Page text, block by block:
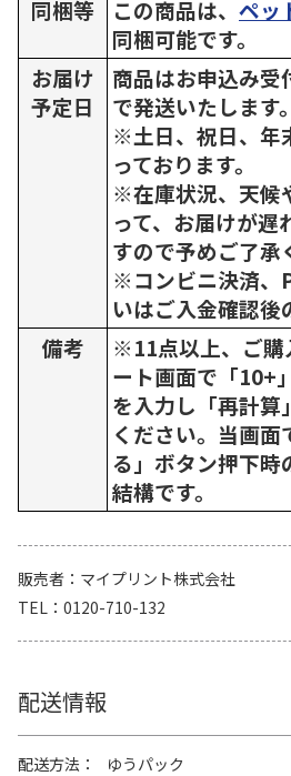
同梱等
この商品は、 ペッ
同梱可能です。
お届け
予定日
商品はお申込み受
で発送いたします。
※土日、祝日、年
っております。
※在庫状況、天候
って、お届けが遅
すので予めご了承
※コンビニ決済、
いはご入金確認後
備考
※11点以上、ご購
ート画面で「10+
を入力し「再計算
ください。当画
る」ボタン押下時
結構です。
販売者
マイプリント株式会社
TEL
0120-710-132
配送情報
配送方法
ゆうパック